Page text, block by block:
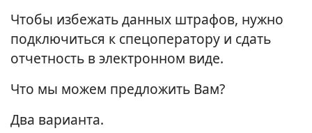
Чтобы избежать данных штрафов, нужно
подключиться к спецоператору и сдать
отчетность в электронном виде.
Что мы можем предложить Вам?
Два варианта.